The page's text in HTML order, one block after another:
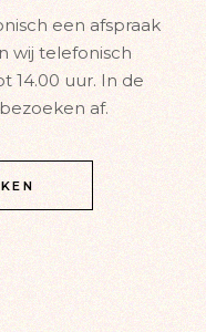
een afspraak
wij telefonisch
14.00 uur. In de
af.